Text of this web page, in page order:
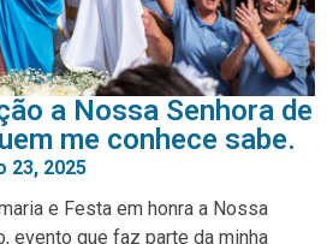
a Nossa Senhora de
me conhece sabe.
23, 2025
e Festa em honra a Nossa
evento que faz parte da minha